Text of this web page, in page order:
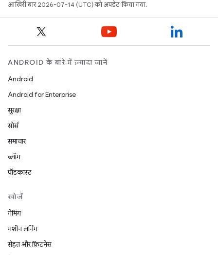
आखिरी बार 2026-07-14 (UTC) को अपडेट किया गया.
ANDROID के बारे में ज़्यादा जानें
Android
Android for Enterprise
सुरक्षा
सोर्स
समाचार
ब्लॉग
पॉडकास्ट
खोजें
गेमिंग
मशीन लर्निंग
सेहत और फ़िटनेस